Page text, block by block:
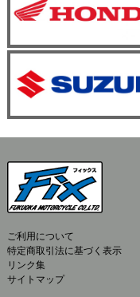
ご利用について
特定商取引法に基づく表示
リンク集
サイトマップ